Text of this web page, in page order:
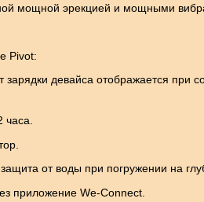
мощной эрекцией и мощными
Pivot:
девайса отображается при
часа.
от воды при погружении на
приложение We-Connect.